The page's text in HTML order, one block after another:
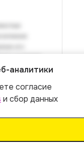
аналитики
согласие
и сбор данных